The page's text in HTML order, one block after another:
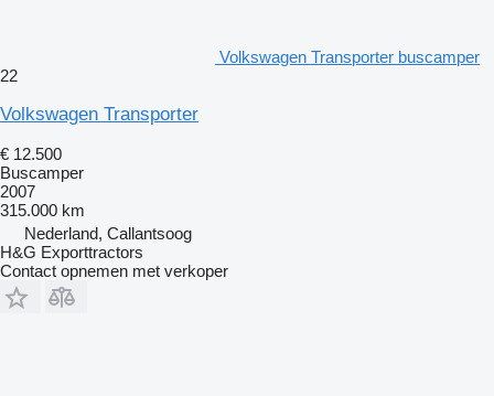
Volkswagen Transporter buscamper
22
Volkswagen Transporter
€ 12.500
Buscamper
2007
315.000 km
Nederland, Callantsoog
H&G Exporttractors
Contact opnemen met verkoper